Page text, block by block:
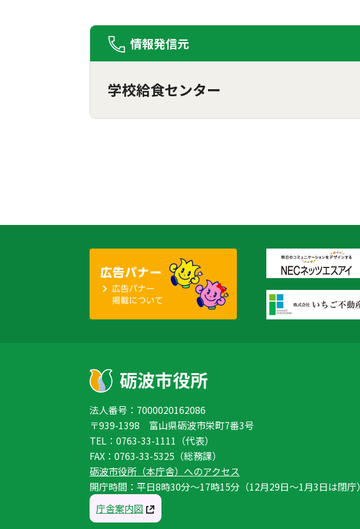
情報発信元
学校給食センター
法人番号：7000020162086
〒939-1398 富山県砺波市栄町7番3号
TEL：0763-33-1111（代表）
FAX：0763-33-5325（総務課）
砺波市役所（本庁舎）へのアクセス
開庁時間：平日8時30分〜17時15分（12月29日〜1月3日は閉庁）
庁舎案内図